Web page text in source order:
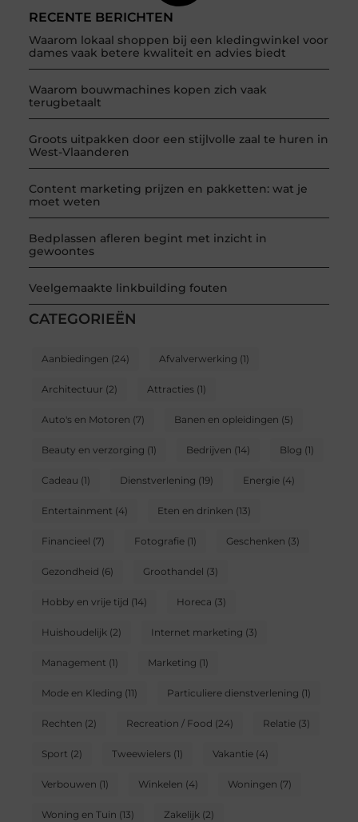
RECENTE BERICHTEN
Waarom lokaal shoppen bij een kledingwinkel voor
dames vaak betere kwaliteit en advies biedt
Waarom bouwmachines kopen zich vaak
terugbetaalt
Groots uitpakken door een stijlvolle zaal te huren in
West-Vlaanderen
Content marketing prijzen en pakketten: wat je
moet weten
Bedplassen afleren begint met inzicht in
gewoontes
Veelgemaakte linkbuilding fouten
CATEGORIEËN
Aanbiedingen (24) Afvalverwerking (1)
Architectuur (2) Attracties(1)
Auto's en Motoren (7) Banen en opleidingen (5)
Beauty en verzorging (1) Bedrijven (14) Blog (1)
Cadeau (1) Dienstverlening (19) Energie(4)
Entertainment (4) Eten en drinken (13)
Financieel (7) Fotografie(1) Geschenken (3)
Gezondheid (6) Groothandel (3)
Hobby en vrije tijd (14) Horeca (3)
Huishoudelijk (2) Internet marketing (3)
Management (1) Marketing (1)
Mode en Kleding (11) Particuliere dienstverlening (1)
Rechten (2) Recreation / Food (24) Relatie(3)
Sport (2) Tweewielers(1) Vakantie(4)
Verbouwen (1) Winkelen (4) Woningen (7)
Woning en Tuin (13) Zakelijk (2)